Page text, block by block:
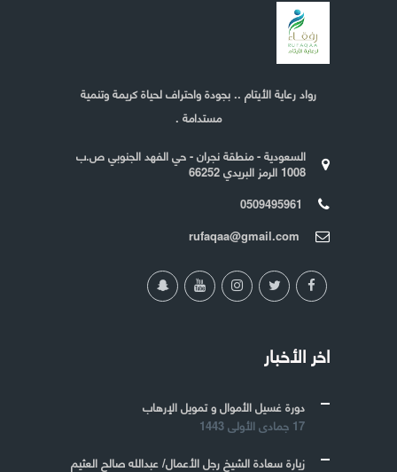
رواد رعاية الأيتام .. بجودة واحتراف لحياة كريمة وتنمية
مستدامة .
السعودية - منطقة نجران - حي الفهد الجنوبي ص.ب
1008 الرمز البريدي 66252
0509495961
rufaqaa@gmail.com
اخر الأخبار
دورة غسيل الأموال و تمويل الإرهاب
17 جمادى الأولى 1443
زيارة سعادة الشيخ رجل الأعمال/ عبدالله صالح العثيم